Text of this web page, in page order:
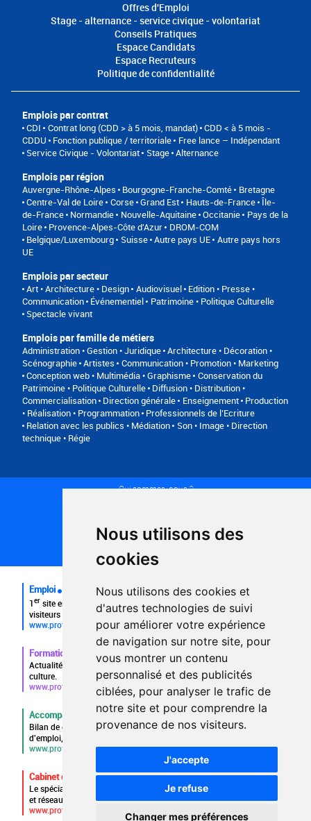
Nous utilisons des
cookies
Nous utilisons des cookies et
d'autres technologies de suivi
pour améliorer votre expérience
de navigation sur notre site, pour
vous montrer un contenu
personnalisé et des publicités
ciblées, pour analyser le trafic de
notre site et pour comprendre la
provenance de nos visiteurs.
J'accepte
Je refuse
Changer mes préférences
Offres d'Emploi
Stage - alternance - service civique - volontariat
Conseils Pratiques
Espace Candidats
Espace Recruteurs
Politique de confidentialité
Emplois par contrat
CDI Contrat long (CDD > à 5 mois, mandat) CDD < à 5 mois -
CDDU
Fonction publique / territoriale
Free lance – Indépendant
Service Civique - Volontariat
Stage Alternance
Emplois par région
Auvergne-Rhône-Alpes Bourgogne-Franche-Comté
Bretagne
Centre-Val de Loire Corse Grand Est Hauts-de-France Île-
de-France Normandie Nouvelle-Aquitaine Occitanie
Pays de la
Loire Provence-Alpes-Côte d'Azur
DROM-COM
Belgique/Luxembourg
Suisse Autre pays UE Autre pays hors
UE
Emplois par secteur
Art • Architecture • Design Audiovisuel Edition • Presse •
Communication Événementiel
Patrimoine • Politique Culturelle
Spectacle vivant
Emplois par famille de métiers
Administration • Gestion • Juridique Architecture • Décoration •
Scénographie Artistes
Communication • Promotion • Marketing
Conception web • Multimédia • Graphisme Conservation du
Patrimoine • Politique Culturelle Diffusion • Distribution •
Commercialisation Direction générale Enseignement Production
• Réalisation • Programmation Professionnels de l’Ecriture
Relation avec les publics • Médiation
Son • Image • Direction
technique • Régie
Qui sommes-nous ?
Plan du site
FAQ recruteurs
FAQ
Emploi
1er site emploi du secteur culturel 784.000 visites et 230.000
visiteurs uniques par mois.
www.profilculture.com
Formation
Actualités, guide et annuaire des formations aux métiers de la
culture.
www.profilculture-formation.com
Accompagnement professionnel
Bilan de compétences, coaching, techniques de recherche
d'emploi, entretien conseil.
www.profilculture-competences.com
Cabinet de recrutement
Le spécialiste du secteur culturel, une cvthèque de 86.000 CV
et réseau unique de professionnels.
www.profilculture-conseil.com/cabinet-recrutement